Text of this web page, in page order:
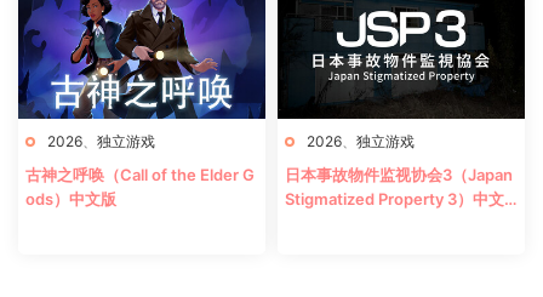
2026 独立游戏
古神之呼唤（Call of the Elder G
ods）中文版
2026 独立游戏
日本事故物件监视协会3（Japan
Stigmatized Property 3）中文